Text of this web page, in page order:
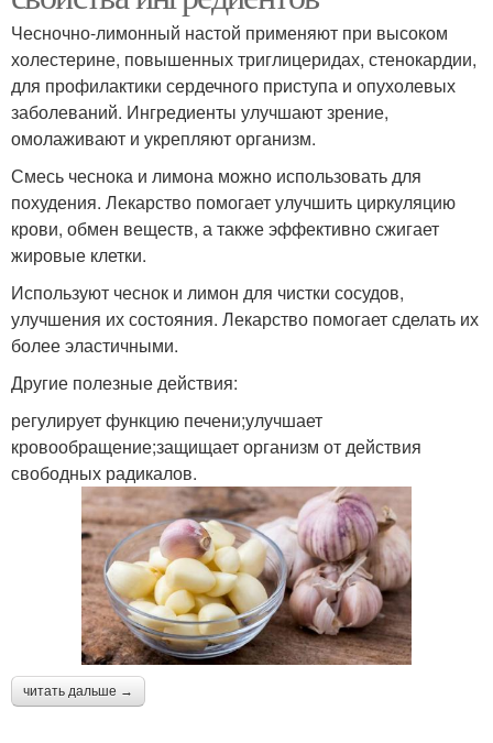
Чесночно-лимонный настой применяют при высоком
холестерине, повышенных триглицеридах, стенокардии,
для профилактики сердечного приступа и опухолевых
заболеваний. Ингредиенты улучшают зрение,
омолаживают и укрепляют организм.
Смесь чеснока и лимона можно использовать для
похудения. Лекарство помогает улучшить циркуляцию
крови, обмен веществ, а также эффективно сжигает
жировые клетки.
Используют чеснок и лимон для чистки сосудов,
улучшения их состояния. Лекарство помогает сделать их
более эластичными.
Другие полезные действия:
регулирует функцию печени;улучшает
кровообращение;защищает организм от действия
свободных радикалов.
читать дальше →